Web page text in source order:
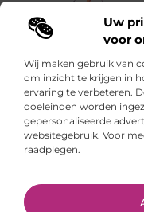
Uw
voor
Wij maken gebruik van
om inzicht te krijgen in
ervaring te verbeteren.
doeleinden worden
gepersonaliseerde
websitegebruik. Voor
raadplegen.
De plek om jouw
Verken een rijke
dagelijks leven
Onze informatie